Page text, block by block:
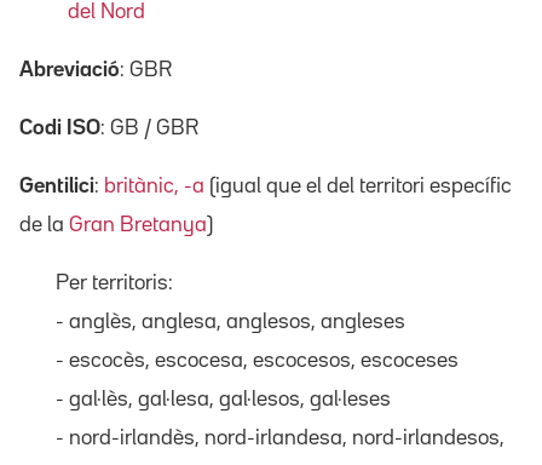
del Nord
Abreviació: GBR
Codi ISO: GB / GBR
Gentilici: britànic, -a (igual que el del territori específic
de la Gran Bretanya)
Per territoris:
- anglès, anglesa, anglesos, angleses
- escocès, escocesa, escocesos, escoceses
- gal·lès, gal·lesa, gal·lesos, gal·leses
- nord-irlandès, nord-irlandesa, nord-irlandesos,